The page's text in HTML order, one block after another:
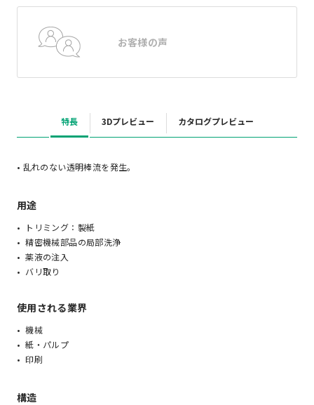
お客様の声
特長 3Dプレビュー カタログプレビュー
• 乱れのない透明棒流を発生。
用途
トリミング：製紙
精密機械部品の局部洗浄
薬液の注入
バリ取り
使用される業界
機械
紙・パルプ
印刷
構造